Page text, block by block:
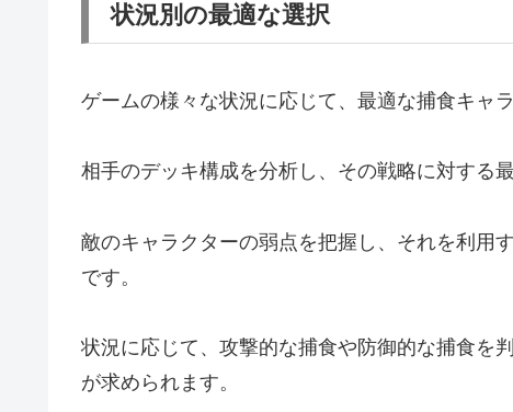
状況別の最適な選択
ゲームの様々な状況に応じて、最適な捕食キャ
相手のデッキ構成を分析し、その戦略に対する
敵のキャラクターの弱点を把握し、それを利用
です。
状況に応じて、攻撃的な捕食や防御的な捕食を
が求められます。